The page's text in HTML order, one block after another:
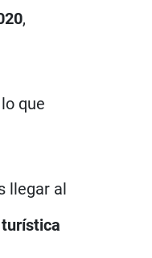
,
lo que
llegar al